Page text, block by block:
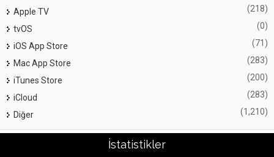
Apple TV (218)
tvOS (0)
iOS App Store (71)
Mac App Store (283)
iTunes Store (200)
iCloud (283)
Diğer (1,210)
İstatistikler